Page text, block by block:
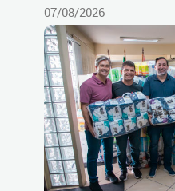
07/08/2026